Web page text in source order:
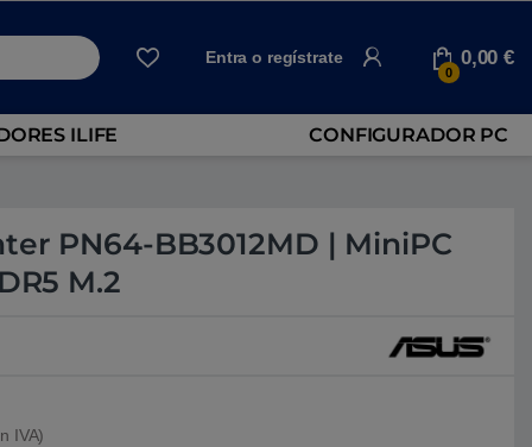
Entra o regístrate
0
0,00€
ILIFE CONFIGURADOR PC
PN64-BB3012MD | MiniPC
M.2
IVA)